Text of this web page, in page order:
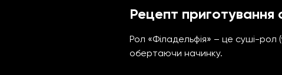
Рецепт приготування
Рол «Філадельфія» – це суші-рол
обертаючи начинку.